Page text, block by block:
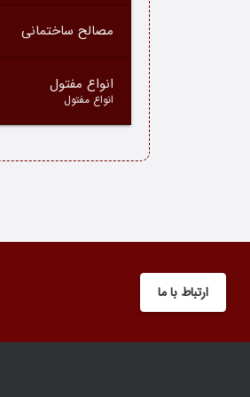
مصالح ساختمانی
انواع مفتول
انواع مفتول
ارتباط با ما